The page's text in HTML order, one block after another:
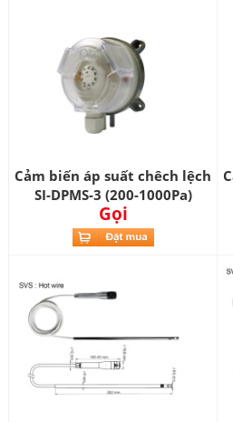
Cảm biến áp suất chêch lệch
SI-DPMS-3 (200-1000Pa)
Gọi